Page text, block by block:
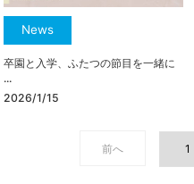
News
卒園と入学、ふたつの節目を一緒に
...
2026/1/15
前へ